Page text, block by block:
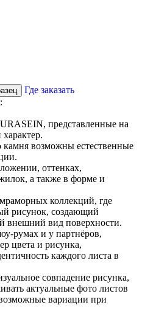
Где заказать
представленные на
камня возможны естественные
оттенках,
а также в форме и
коллекций, где
рисунок, создающий
внешний вид поверхности.
румах и у партнёров,
цвета и рисунка,
каждого листа в
совпадение рисунка,
актуальные фото листов
вариации при